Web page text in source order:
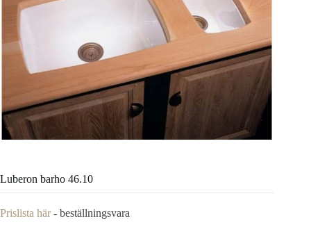
Luberon barho 46.10
Prislista här- beställningsvara